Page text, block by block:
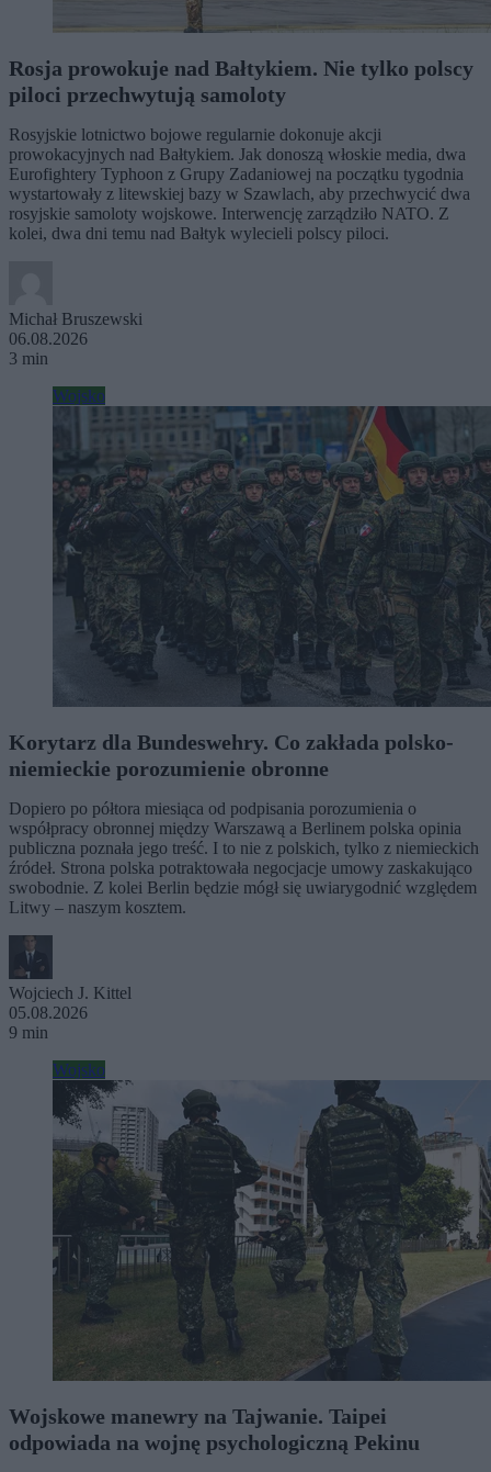
Rosja prowokuje nad Bałtykiem. Nie tylko polscy
piloci przechwytują samoloty
Rosyjskie lotnictwo bojowe regularnie dokonuje akcji
prowokacyjnych nad Bałtykiem. Jak donoszą włoskie media, dwa
Eurofightery Typhoon z Grupy Zadaniowej na początku tygodnia
wystartowały z litewskiej bazy w Szawlach, aby przechwycić dwa
rosyjskie samoloty wojskowe. Interwencję zarządziło NATO. Z
kolei, dwa dni temu nad Bałtyk wylecieli polscy piloci.
Michał Bruszewski
06.08.2026
3 min
Wojsko
Korytarz dla Bundeswehry. Co zakłada polsko-
niemieckie porozumienie obronne
Dopiero po półtora miesiąca od podpisania porozumienia o
współpracy obronnej między Warszawą a Berlinem polska opinia
publiczna poznała jego treść. I to nie z polskich, tylko z niemieckich
źródeł. Strona polska potraktowała negocjacje umowy zaskakująco
swobodnie. Z kolei Berlin będzie mógł się uwiarygodnić względem
Litwy – naszym kosztem.
Wojciech J. Kittel
05.08.2026
9 min
Wojsko
Wojskowe manewry na Tajwanie. Taipei
odpowiada na wojnę psychologiczną Pekinu